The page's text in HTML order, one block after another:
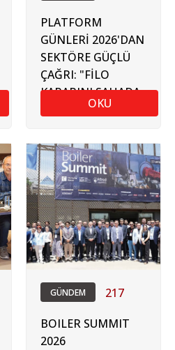
PLATFORM
GÜNLERİ 2026'DAN
SEKTÖRE GÜÇLÜ
ÇAĞRI: "FİLO
KARARINI SAHADA
OKU
GÜNDEM 217
BOILER SUMMIT
2026